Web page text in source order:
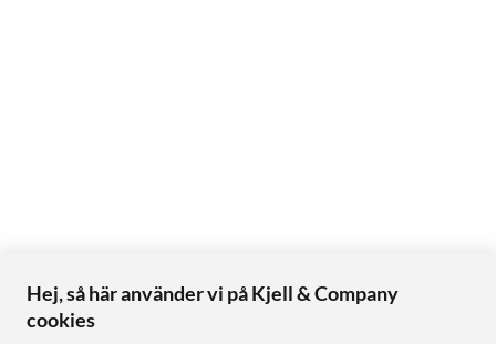
Hej, så här använder vi på Kjell & Company
cookies